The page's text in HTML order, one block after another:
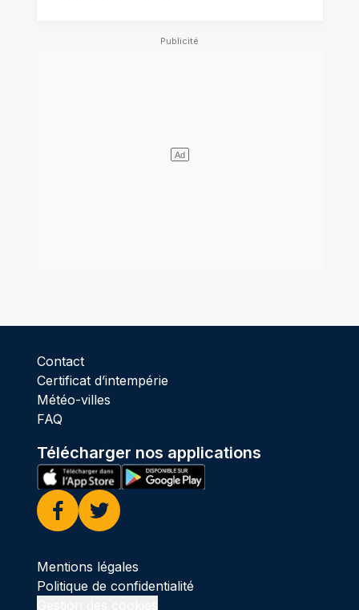
Contact
Certificat d’intempérie
Météo-villes
FAQ
Télécharger nos applications
Facebook
Twitter
Mentions légales
Politique de confidentialité